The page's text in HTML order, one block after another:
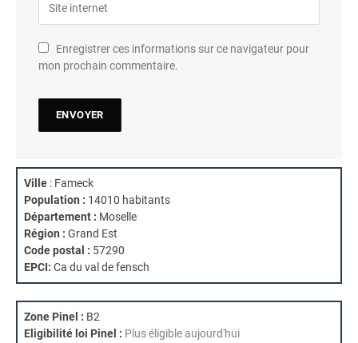
Enregistrer ces informations sur ce navigateur pour
mon prochain commentaire.
Ville : Fameck
Population : 14010 habitants
Département : Moselle
Région : Grand Est
Code postal : 57290
EPCI: Ca du val de fensch
Zone Pinel : B2
Eligibilité loi Pinel : Plus éligible aujourd'hui